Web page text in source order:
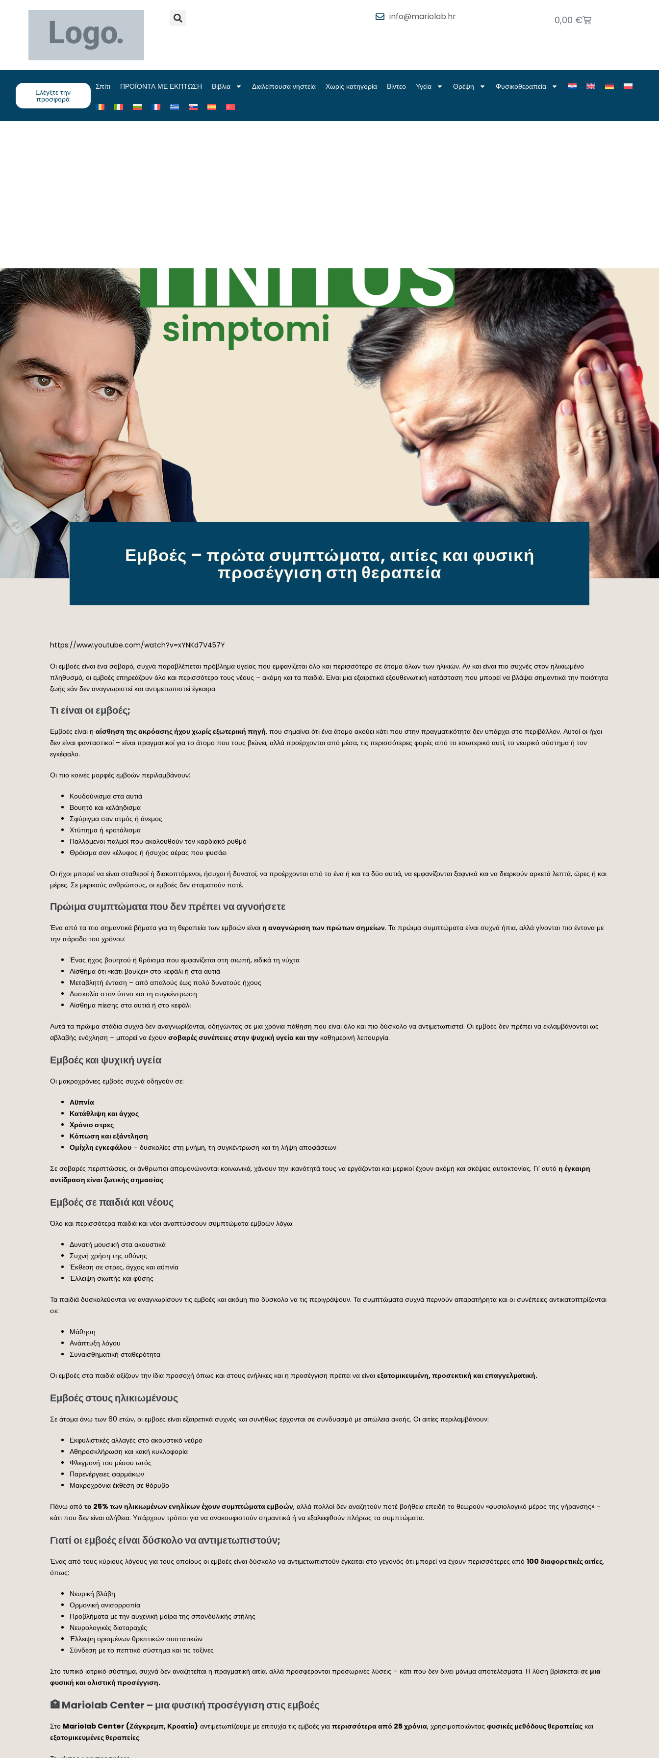
info@mariolab.hr 0,00 €
Ελέγξτε την
προσφορά
Σπίτι ΠΡΟΪΟΝΤΑ ΜΕ ΕΚΠΤΩΣΗ Βιβλια Διαλείπουσα νηστεία Χωρίς κατηγορία Βίντεο Υγεία Θρέψη Φυσικοθεραπεία
Εμβοές – πρώτα συμπτώματα, αιτίες και φυσική
προσέγγιση στη θεραπεία
https://www.youtube.com/watch?v=xYNKd7V457Y
Οι εμβοές είναι ένα σοβαρό, συχνά παραβλέπεται πρόβλημα υγείας που εμφανίζεται όλο και περισσότερο σε άτομα όλων των ηλικιών. Αν και είναι πιο συχνές στον ηλικιωμένο
πληθυσμό, οι εμβοές επηρεάζουν όλο και περισσότερο τους νέους – ακόμη και τα παιδιά. Είναι μια εξαιρετικά εξουθενωτική κατάσταση που μπορεί να βλάψει σημαντικά την ποιότητα
ζωής εάν δεν αναγνωριστεί και αντιμετωπιστεί έγκαιρα.
Τι είναι οι εμβοές;
Εμβοές είναι η αίσθηση της ακρόασης ήχου χωρίς εξωτερική πηγή, που σημαίνει ότι ένα άτομο ακούει κάτι που στην πραγματικότητα δεν υπάρχει στο περιβάλλον. Αυτοί οι ήχοι
δεν είναι φανταστικοί – είναι πραγματικοί για το άτομο που τους βιώνει, αλλά προέρχονται από μέσα, τις περισσότερες φορές από το εσωτερικό αυτί, το νευρικό σύστημα ή τον
εγκέφαλο.
Οι πιο κοινές μορφές εμβοών περιλαμβάνουν:
Κουδούνισμα στα αυτιά
Βουητό και κελάηδισμα
Σφύριγμα σαν ατμός ή άνεμος
Χτύπημα ή κροτάλισμα
Παλλόμενοι παλμοί που ακολουθούν τον καρδιακό ρυθμό
Θρόισμα σαν κέλυφος ή ήσυχος αέρας που φυσάει
Οι ήχοι μπορεί να είναι σταθεροί ή διακοπτόμενοι, ήσυχοι ή δυνατοί, να προέρχονται από το ένα ή και τα δύο αυτιά, να εμφανίζονται ξαφνικά και να διαρκούν αρκετά λεπτά, ώρες ή και
μέρες. Σε μερικούς ανθρώπους, οι εμβοές δεν σταματούν ποτέ.
Πρώιμα συμπτώματα που δεν πρέπει να αγνοήσετε
Ένα από τα πιο σημαντικά βήματα για τη θεραπεία των εμβοών είναι η αναγνώριση των πρώτων σημείων. Τα πρώιμα συμπτώματα είναι συχνά ήπια, αλλά γίνονται πιο έντονα με
την πάροδο του χρόνου:
Ένας ήχος βουητού ή θρόισμα που εμφανίζεται στη σιωπή, ειδικά τη νύχτα
Αίσθημα ότι «κάτι βουίζει» στο κεφάλι ή στα αυτιά
Μεταβλητή ένταση – από απαλούς έως πολύ δυνατούς ήχους
Δυσκολία στον ύπνο και τη συγκέντρωση
Αίσθημα πίεσης στα αυτιά ή στο κεφάλι
Αυτά τα πρώιμα στάδια συχνά δεν αναγνωρίζονται, οδηγώντας σε μια χρόνια πάθηση που είναι όλο και πιο δύσκολο να αντιμετωπιστεί. Οι εμβοές δεν πρέπει να εκλαμβάνονται ως
αβλαβής ενόχληση – μπορεί να έχουν σοβαρές συνέπειες στην ψυχική υγεία και την καθημερινή λειτουργία.
Εμβοές και ψυχική υγεία
Οι μακροχρόνιες εμβοές συχνά οδηγούν σε:
Αϋπνία
Κατάθλιψη και άγχος
Χρόνιο στρες
Κόπωση και εξάντληση
Ομίχλη εγκεφάλου – δυσκολίες στη μνήμη, τη συγκέντρωση και τη λήψη αποφάσεων
Σε σοβαρές περιπτώσεις, οι άνθρωποι απομονώνονται κοινωνικά, χάνουν την ικανότητά τους να εργάζονται και μερικοί έχουν ακόμη και σκέψεις αυτοκτονίας. Γι’ αυτό η έγκαιρη
αντίδραση είναι ζωτικής σημασίας.
Εμβοές σε παιδιά και νέους
Όλο και περισσότερα παιδιά και νέοι αναπτύσσουν συμπτώματα εμβοών λόγω:
Δυνατή μουσική στα ακουστικά
Συχνή χρήση της οθόνης
Έκθεση σε στρες, άγχος και αϋπνία
Έλλειψη σιωπής και φύσης
Τα παιδιά δυσκολεύονται να αναγνωρίσουν τις εμβοές και ακόμη πιο δύσκολο να τις περιγράψουν. Τα συμπτώματα συχνά περνούν απαρατήρητα και οι συνέπειες αντικατοπτρίζονται
σε:
Μάθηση
Ανάπτυξη λόγου
Συναισθηματική σταθερότητα
Οι εμβοές στα παιδιά αξίζουν την ίδια προσοχή όπως και στους ενήλικες και η προσέγγιση πρέπει να είναι εξατομικευμένη, προσεκτική και επαγγελματική.
Εμβοές στους ηλικιωμένους
Σε άτομα άνω των 60 ετών, οι εμβοές είναι εξαιρετικά συχνές και συνήθως έρχονται σε συνδυασμό με απώλεια ακοής. Οι αιτίες περιλαμβάνουν:
Εκφυλιστικές αλλαγές στο ακουστικό νεύρο
Αθηροσκλήρωση και κακή κυκλοφορία
Φλεγμονή του μέσου ωτός
Παρενέργειες φαρμάκων
Μακροχρόνια έκθεση σε θόρυβο
Πάνω από το 25% των ηλικιωμένων ενηλίκων έχουν συμπτώματα εμβοών, αλλά πολλοί δεν αναζητούν ποτέ βοήθεια επειδή το θεωρούν «φυσιολογικό μέρος της γήρανσης» –
κάτι που δεν είναι αλήθεια. Υπάρχουν τρόποι για να ανακουφιστούν σημαντικά ή να εξαλειφθούν πλήρως τα συμπτώματα.
Γιατί οι εμβοές είναι δύσκολο να αντιμετωπιστούν;
Ένας από τους κύριους λόγους για τους οποίους οι εμβοές είναι δύσκολο να αντιμετωπιστούν έγκειται στο γεγονός ότι μπορεί να έχουν περισσότερες από 100 διαφορετικές αιτίες,
όπως:
Νευρική βλάβη
Ορμονική ανισορροπία
Προβλήματα με την αυχενική μοίρα της σπονδυλικής στήλης
Νευρολογικές διαταραχές
Έλλειψη ορισμένων θρεπτικών συστατικών
Σύνδεση με το πεπτικό σύστημα και τις τοξίνες
Στο τυπικό ιατρικό σύστημα, συχνά δεν αναζητείται η πραγματική αιτία, αλλά προσφέρονται προσωρινές λύσεις – κάτι που δεν δίνει μόνιμα αποτελέσματα. Η λύση βρίσκεται σε μια
φυσική και ολιστική προσέγγιση.
🏥 Mariolab Center – μια φυσική προσέγγιση στις εμβοές
Στο Mariolab Center (Ζάγκρεμπ, Κροατία) αντιμετωπίζουμε με επιτυχία τις εμβοές για περισσότερα από 25 χρόνια, χρησιμοποιώντας φυσικές μεθόδους θεραπείας και
εξατομικευμένες θεραπείες.